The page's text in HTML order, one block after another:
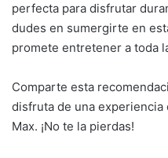
perfecta para disfrutar
dudes en sumergirte en
promete entretener a toda
Comparte esta
disfruta de una experiencia
Max. ¡No te la pierdas!